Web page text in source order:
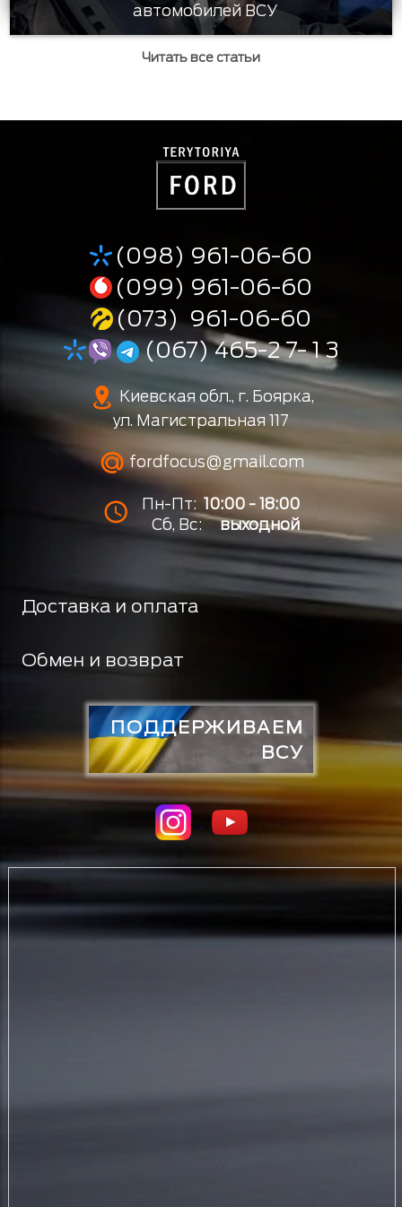
автомобилей ВСУ
Читать все статьи
(098) 961-06-60
(099) 961-06-60
(073) 961-06-60
(067) 465-2 7- 1 3
Киевская обл., г. Боярка,
ул. Магистральная 117
fordfocus@gmail.com
Пн-Пт: 10:00 - 18:00
Сб, Вс:
выходной
Доставка и оплата
Обмен и возврат
ПОДДЕРЖИВАЕМ
ВСУ